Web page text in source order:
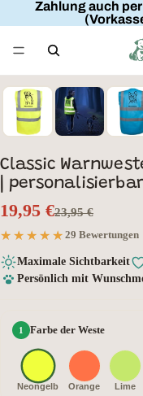
Zahlung auch
Classic
| personalisierbar
19,95 €23,95 €
★★★★★
★★★★★ 29 Bewertungen
Maximale Sichtbarkeit
Persönlich mit
Farbe der Weste
Neongelb Orange Lime